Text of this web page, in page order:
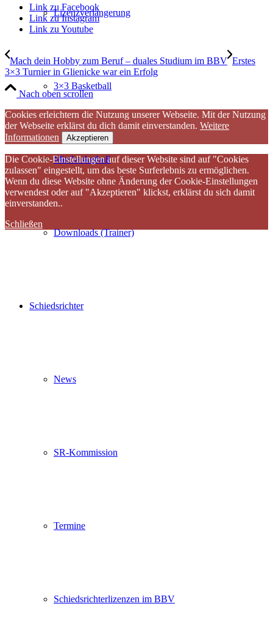
Lizenzverlängerung
3×3 Basketball
Minibasketball
Downloads (Trainer)
Schiedsrichter
News
SR-Kommission
Termine
Schiedsrichterlizenzen im BBV
Link zu Facebook
Link zu Instagram
Link zu Youtube
Mach dein Hobby zum Beruf – duales Studium im BBV Erstes
3×3 Turnier in Glienicke war ein Erfolg
Nach oben scrollen
Cookies erleichtern die Nutzung unserer Webseite. Mit der Nutzung
der Webseite erklärst du dich damit einverstanden. Weitere
Informationen
Akzeptieren
Die Cookie-Einstellungen auf dieser Website sind auf "Cookies
zulassen" eingestellt, um das beste Surferlebnis zu ermöglichen.
Wenn du diese Website ohne Änderung der Cookie-Einstellungen
verwendest oder auf "Akzeptieren" klickst, erklärst du sich damit
einverstanden..
Schließen